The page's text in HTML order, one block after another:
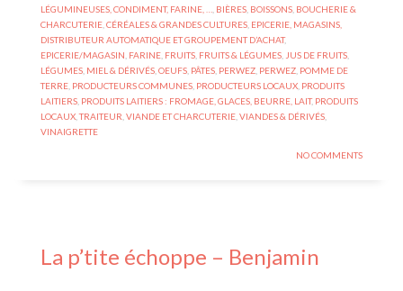
LÉGUMINEUSES, CONDIMENT, FARINE, …
BIÈRES BOISSONS BOUCHERIE &
CHARCUTERIE CÉRÉALES & GRANDES CULTURES EPICERIE, MAGASINS,
DISTRIBUTEUR AUTOMATIQUE ET GROUPEMENT D’ACHAT,
EPICERIE/MAGASIN FARINE FRUITS FRUITS & LÉGUMES JUS DE FRUITS
LÉGUMES MIEL & DÉRIVÉS OEUFS PÂTES PERWEZ PERWEZ POMME DE
TERRE PRODUCTEURS COMMUNES PRODUCTEURS LOCAUX PRODUITS
LAITIERS PRODUITS LAITIERS : FROMAGE, GLACES, BEURRE, LAIT, PRODUITS
LOCAUX ,TRAITEUR VIANDE ET CHARCUTERIE VIANDES & DÉRIVÉS
VINAIGRETTE
NO COMMENTS
La p’tite échoppe – Benjamin